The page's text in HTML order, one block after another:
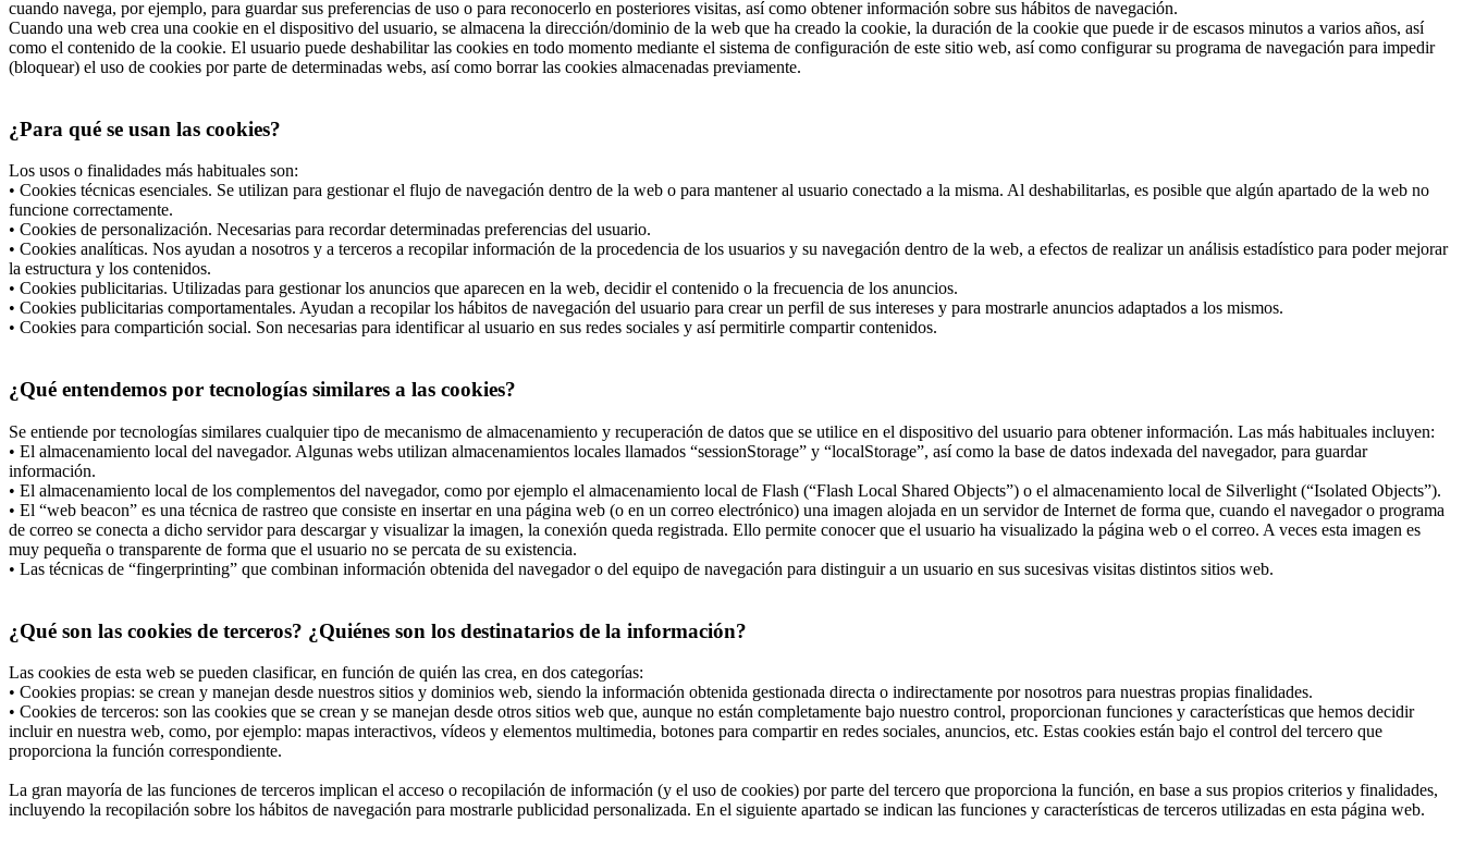
cuando navega, por ejemplo, para guardar sus preferencias de uso o para reconocerlo en posteriores visitas, así como obtener información sobre sus hábitos de navegación.
Cuando una web crea una cookie en el dispositivo del usuario, se almacena la dirección/dominio de la web que ha creado la cookie, la duración de la cookie que puede ir de escasos minutos a varios años, así
como el contenido de la cookie. El usuario puede deshabilitar las cookies en todo momento mediante el sistema de configuración de este sitio web, así como configurar su programa de navegación para impedir
(bloquear) el uso de cookies por parte de determinadas webs, así como borrar las cookies almacenadas previamente.
¿Para qué se usan las cookies?
Los usos o finalidades más habituales son:
• Cookies técnicas esenciales. Se utilizan para gestionar el flujo de navegación dentro de la web o para mantener al usuario conectado a la misma. Al deshabilitarlas, es posible que algún apartado de la web no
funcione correctamente.
• Cookies de personalización. Necesarias para recordar determinadas preferencias del usuario.
• Cookies analíticas. Nos ayudan a nosotros y a terceros a recopilar información de la procedencia de los usuarios y su navegación dentro de la web, a efectos de realizar un análisis estadístico para poder mejorar
la estructura y los contenidos.
• Cookies publicitarias. Utilizadas para gestionar los anuncios que aparecen en la web, decidir el contenido o la frecuencia de los anuncios.
• Cookies publicitarias comportamentales. Ayudan a recopilar los hábitos de navegación del usuario para crear un perfil de sus intereses y para mostrarle anuncios adaptados a los mismos.
• Cookies para compartición social. Son necesarias para identificar al usuario en sus redes sociales y así permitirle compartir contenidos.
¿Qué entendemos por tecnologías similares a las cookies?
Se entiende por tecnologías similares cualquier tipo de mecanismo de almacenamiento y recuperación de datos que se utilice en el dispositivo del usuario para obtener información. Las más habituales incluyen:
• El almacenamiento local del navegador. Algunas webs utilizan almacenamientos locales llamados “sessionStorage” y “localStorage”, así como la base de datos indexada del navegador, para guardar
información.
• El almacenamiento local de los complementos del navegador, como por ejemplo el almacenamiento local de Flash (“Flash Local Shared Objects”) o el almacenamiento local de Silverlight (“Isolated Objects”).
• El “web beacon” es una técnica de rastreo que consiste en insertar en una página web (o en un correo electrónico) una imagen alojada en un servidor de Internet de forma que, cuando el navegador o programa
de correo se conecta a dicho servidor para descargar y visualizar la imagen, la conexión queda registrada. Ello permite conocer que el usuario ha visualizado la página web o el correo. A veces esta imagen es
muy pequeña o transparente de forma que el usuario no se percata de su existencia.
• Las técnicas de “fingerprinting” que combinan información obtenida del navegador o del equipo de navegación para distinguir a un usuario en sus sucesivas visitas distintos sitios web.
¿Qué son las cookies de terceros? ¿Quiénes son los destinatarios de la información?
Las cookies de esta web se pueden clasificar, en función de quién las crea, en dos categorías:
• Cookies propias: se crean y manejan desde nuestros sitios y dominios web, siendo la información obtenida gestionada directa o indirectamente por nosotros para nuestras propias finalidades.
• Cookies de terceros: son las cookies que se crean y se manejan desde otros sitios web que, aunque no están completamente bajo nuestro control, proporcionan funciones y características que hemos decidir
incluir en nuestra web, como, por ejemplo: mapas interactivos, vídeos y elementos multimedia, botones para compartir en redes sociales, anuncios, etc. Estas cookies están bajo el control del tercero que
proporciona la función correspondiente.
La gran mayoría de las funciones de terceros implican el acceso o recopilación de información (y el uso de cookies) por parte del tercero que proporciona la función, en base a sus propios criterios y finalidades,
incluyendo la recopilación sobre los hábitos de navegación para mostrarle publicidad personalizada. En el siguiente apartado se indican las funciones y características de terceros utilizadas en esta página web.